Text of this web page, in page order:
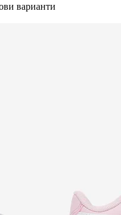
варианти